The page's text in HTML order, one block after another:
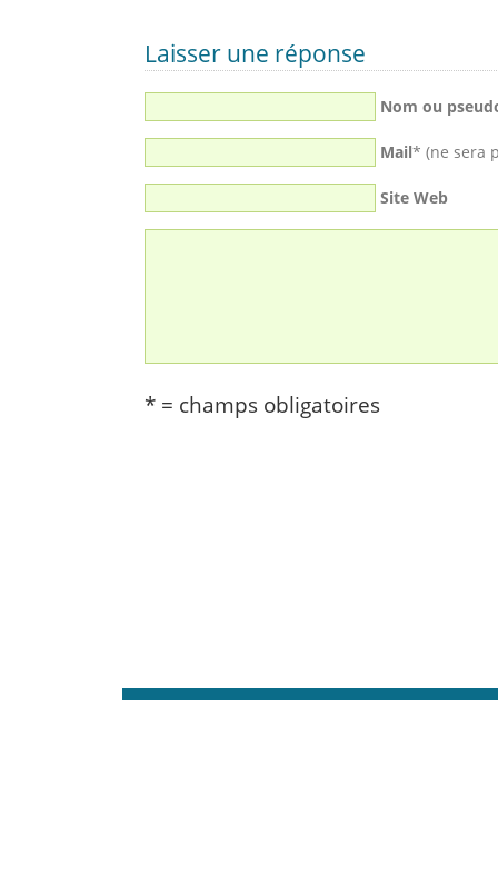
Laisser une réponse
Nom ou
Mail* (ne sera
Site Web
* = champs obligatoires